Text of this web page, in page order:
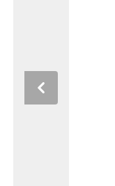
Previous